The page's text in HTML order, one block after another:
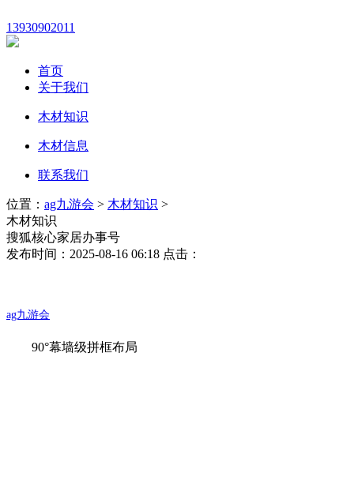
13930902011
首页
关于我们
木材知识
木材信息
联系我们
位置： ag九游会 > 木材知识 >
木材知识
搜狐核心家居办事号
发布时间：2025-08-16 06:18 点击：
ag九游会
90°幕墙级拼框布局